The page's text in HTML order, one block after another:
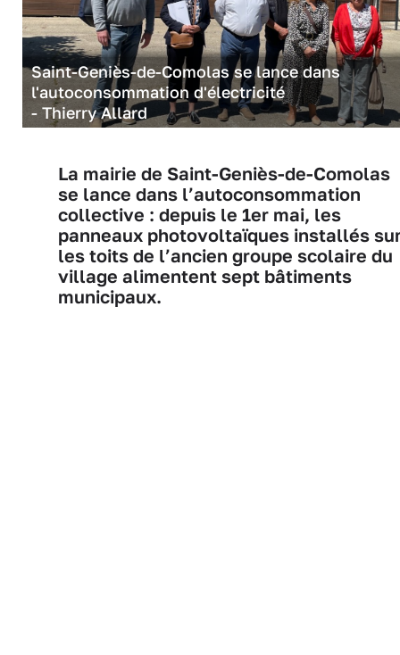
Saint-Geniès-de-Comolas se lance dans
l'autoconsommation d'électricité
- Thierry Allard
La mairie de Saint-Geniès-de-Comolas
se lance dans l’autoconsommation
collective : depuis le 1er mai, les
panneaux photovoltaïques installés
les toits de l’ancien groupe scolaire du
village alimentent sept bâtiments
municipaux.